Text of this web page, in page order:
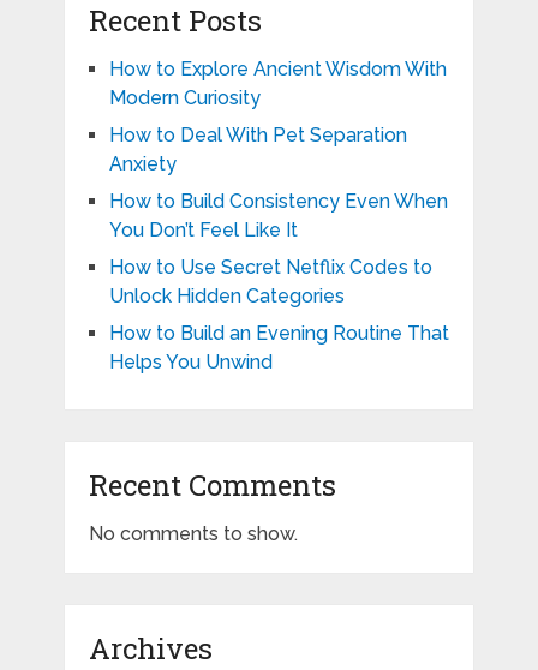
Recent Posts
How to Explore Ancient Wisdom With
Modern Curiosity
How to Deal With Pet Separation
Anxiety
How to Build Consistency Even When
You Don’t Feel Like It
How to Use Secret Netflix Codes to
Unlock Hidden Categories
How to Build an Evening Routine That
Helps You Unwind
Recent Comments
No comments to show.
Archives